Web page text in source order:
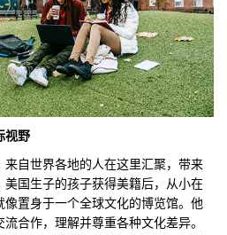
视野
自世界各地的人在这里汇聚，带来
美国生子的孩子获得美籍后，从小在
置身于一个全球文化的博览馆。他
合作，理解并尊重各种文化差异。